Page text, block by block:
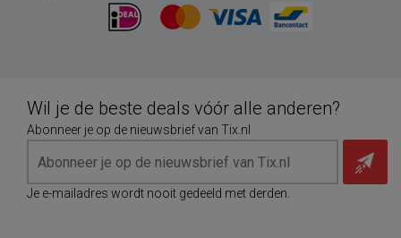
Wil je de beste deals vóór alle anderen?
Abonneer je op de nieuwsbrief van Tix.nl
Je e-mailadres wordt nooit gedeeld met derden.